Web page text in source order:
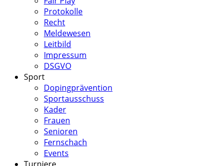
Protokolle
Recht
Meldewesen
Leitbild
Impressum
DSGVO
Sport
Dopingprävention
Sportausschuss
Kader
Frauen
Senioren
Fernschach
Events